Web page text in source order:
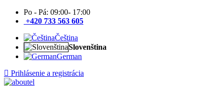
Po - Pá: 09:00- 17:00
+420 733 563 605
Čeština
Slovenština
German
Prihlásenie a registrácia